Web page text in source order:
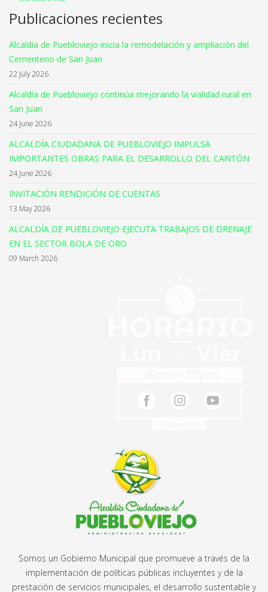
Publicaciones recientes
Alcaldía de Puebloviejo inicia la remodelación y ampliación del
Cementerio de San Juan
22 July 2026
Alcaldía de Puebloviejo continúa mejorando la vialidad rural en
San Juan
24 June 2026
ALCALDÍA CIUDADANA DE PUEBLOVIEJO IMPULSA
IMPORTANTES OBRAS PARA EL DESARROLLO DEL CANTÓN
24 June 2026
INVITACIÓN RENDICIÓN DE CUENTAS
13 May 2026
ALCALDÍA DE PUEBLOVIEJO EJECUTA TRABAJOS DE DRENAJE
EN EL SECTOR BOLA DE ORO
09 March 2026
Somos un Gobierno Municipal que promueve a través de la
implementación de políticas públicas incluyentes y de la
prestación de servicios municipales, el desarrollo sustentable y